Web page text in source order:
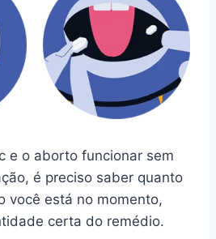
e o aborto funcionar sem
é preciso saber quanto
você está no momento,
certa do remédio.